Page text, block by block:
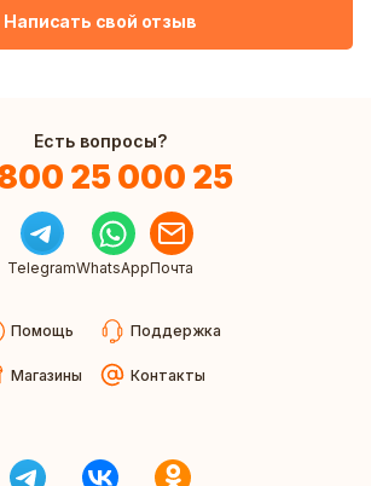
Написать свой отзыв
Есть вопросы?
25 000 25
TelegramWhatsAppПочта
Помощь Поддержка
Магазины Контакты